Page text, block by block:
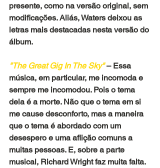
presente, como na versão original, sem
modificações. Aliás, Waters deixou as
letras mais destacadas nesta versão do
álbum.
"The Great Gig In The Sky" – Essa
música, em particular, me incomoda e
sempre me incomodou. Pois o tema
dela é a morte. Não que o tema em si
me cause desconforto, mas a maneira
que o tema é abordado com um
desespero e uma aflição comuns a
muitas pessoas. E, sobre a parte
musical, Richard Wright faz muita falta.